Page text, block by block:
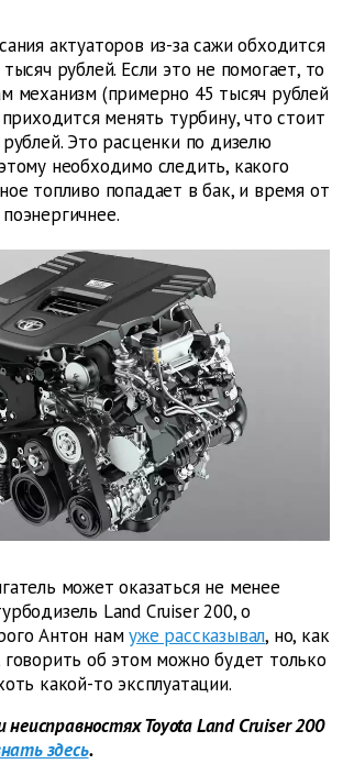
актуаторов из-за сажи обходится
рублей. Если это не помогает, то
механизм (примерно 45 тысяч рублей
менять турбину, что стоит
Это расценки по дизелю
необходимо следить, какого
топливо попадает в бак, и время от
может оказаться не менее
Land Cruiser 200, о
Антон нам уже рассказывал, но, как
об этом можно будет только
какой-то эксплуатации.
неисправностях ToyotaLand Cruiser200
здесь.